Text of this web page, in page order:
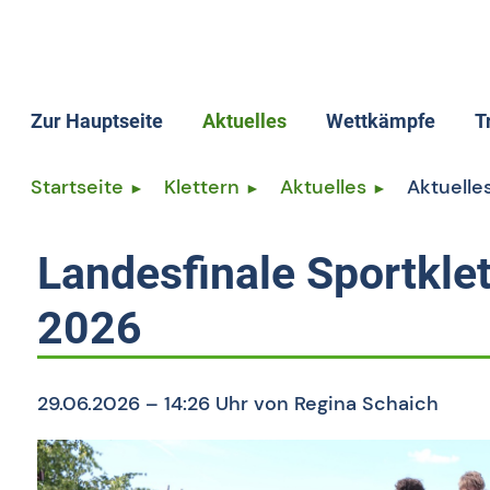
Zur Hauptseite Aktuelles
Wettkämpfe
Termine
Rangliste
Kletterlizenz
Startseite Klettern Aktuelles
Landesfinale
2026
29.06.2026 – 14:26 Uhrvon Regina Schaich